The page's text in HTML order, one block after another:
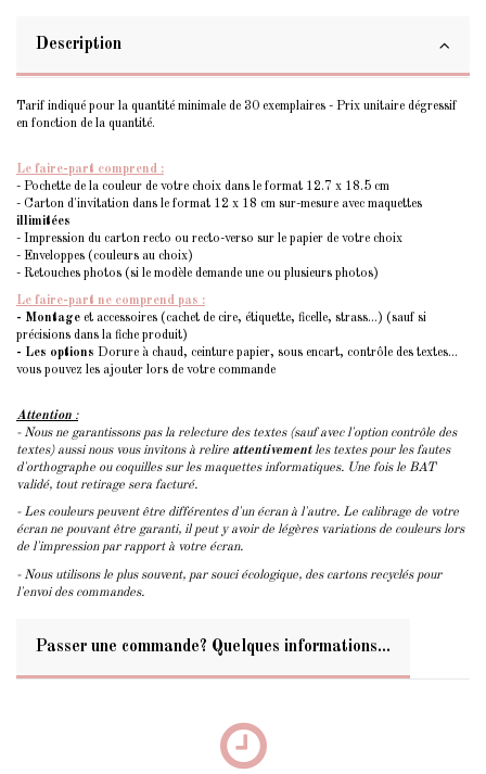
Description
Tarif indiqué pour la quantité minimale de 30 exemplaires - Prix unitaire dégressif
en fonction de la quantité.
Le faire-part comprend :
- Pochette de la couleur de votre choix dans le format 12.7 x 18.5 cm
- Carton d'invitation dans le format 12 x 18 cm sur-mesure avec maquettes
illimitées
- Impression du carton recto ou recto-verso sur le papier de votre choix
- Enveloppes (couleurs au choix)
- Retouches photos (si le modèle demande une ou plusieurs photos)
Le faire-part ne comprend pas :
- Montage et accessoires (cachet de cire, étiquette, ficelle, strass...) (sauf si
précisions dans la fiche produit)
- Les options Dorure à chaud, ceinture papier, sous encart, contrôle des textes...
vous pouvez les ajouter lors de votre commande
Attention :
- Nous ne garantissons pas la relecture des textes (sauf avec l'option contrôle des
textes) aussi nous vous invitons à relire attentivementles textes pour les fautes
d'orthographe ou coquilles sur les maquettes informatiques. Une fois le BAT
validé, tout retirage sera facturé.
- Les couleurs peuvent être différentes d'un écran à l'autre. Le calibrage de votre
écran ne pouvant être garanti, il peut y avoir de légères variations de couleurs lors
de l'impression par rapport à votre écran.
- Nous utilisons le plus souvent, par souci écologique, des cartons recyclés pour
l'envoi des commandes.
Passer une commande? Quelques informations...